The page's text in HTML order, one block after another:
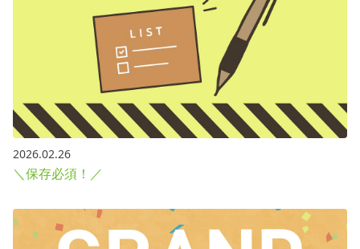
2026.02.26
＼保存必須！／